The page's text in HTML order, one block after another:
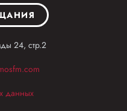
24, стр.2
данных